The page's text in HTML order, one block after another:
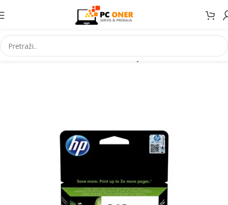
Početna Informatika Potrošni materijal Tinte